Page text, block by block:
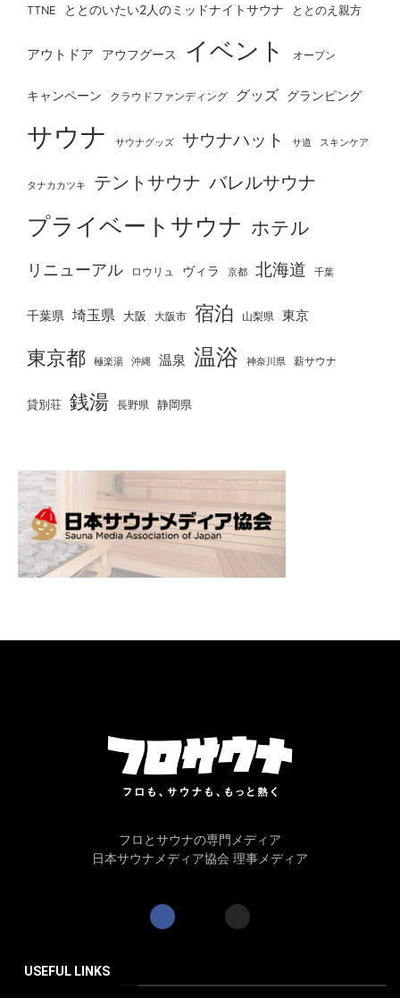
TTNE ととのいたい2人のミッドナイトサウナ ととのえ親方
アウトドア アウフグース イベント オープン
キャンペーン クラウドファンディング グッズ グランピング
サウナ サウナグッズ サウナハット サ道 スキンケア
タナカカツキ テントサウナ バレルサウナ
プライベートサウナ ホテル
リニューアル ロウリュ ヴィラ 京都 北海道 千葉
千葉県 埼玉県 大阪 大阪市 宿泊 山梨県 東京
東京都 極楽湯 沖縄 温泉 温浴 神奈川県 薪サウナ
貸別荘 銭湯 長野県 静岡県
フロとサウナの専門メディア
日本サウナメディア協会 理事メディア
USEFUL LINKS